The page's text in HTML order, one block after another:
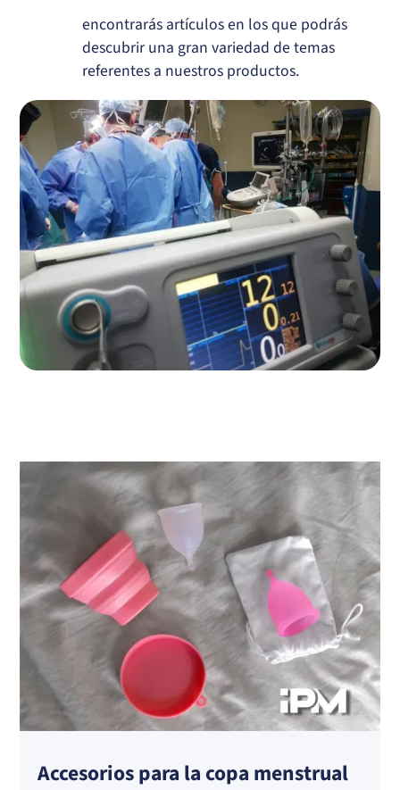
encontrarás artículos en los que podrás
descubrir una gran variedad de temas
referentes a nuestros productos.
Accesorios para la copa menstrual